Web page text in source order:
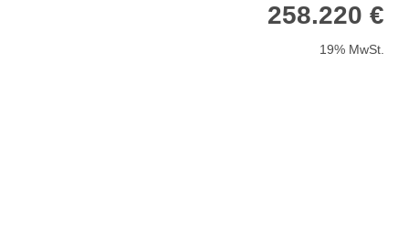
258.220 €
19% MwSt.